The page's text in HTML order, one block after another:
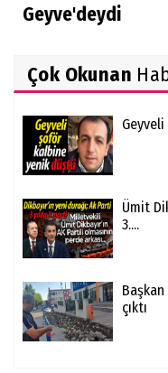
Geyve'deydi
Çok Okunan
Ümit
3....
çıktı